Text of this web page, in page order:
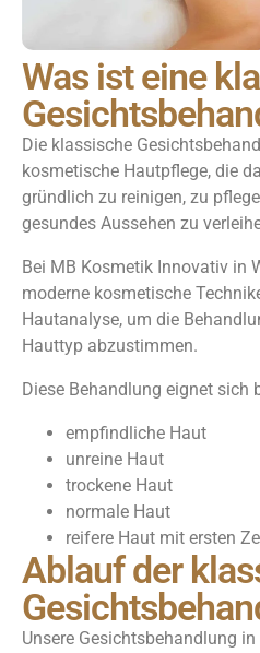
Was ist eine
Die klassische
kosmetische Hautpflege, die
gründlich zu reinigen, zu
gesundes Aussehen zu
Bei MB Kosmetik Innovativ in
moderne kosmetische
Hautanalyse, um die
Hauttyp abzustimmen.
Diese Behandlung eignet sich
empfindliche Haut
unreine Haut
trockene Haut
normale Haut
reifere Haut mit ersten
Ablauf der
Unsere Gesichtsbehandlung